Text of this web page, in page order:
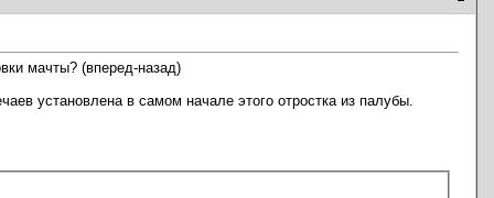
мачты? (вперед-назад)
установлена в самом начале этого отростка из палубы.